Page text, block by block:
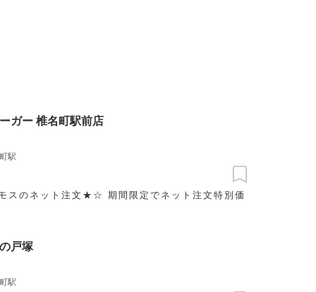
ガー 椎名町駅前店
のネット注文★☆ 期間限定でネット注文特別価
駅
戸塚
駅